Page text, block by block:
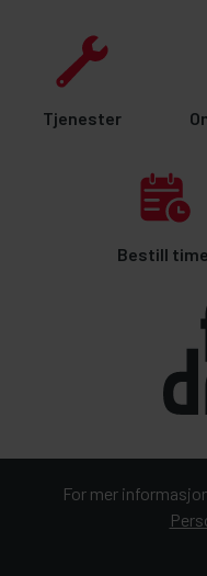
Tjenester
Bestill time
For mer